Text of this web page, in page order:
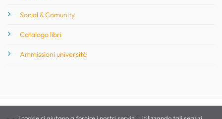
Social & Comunity
Catalogo libri
Ammissioni università